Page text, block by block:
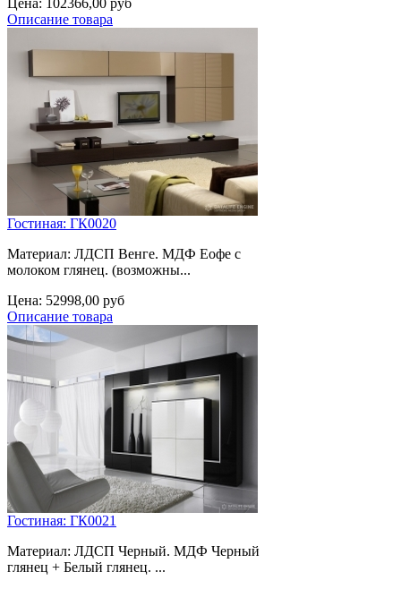
Цена: 102366,00 руб
Описание товара
Гостиная: ГК0020
Материал: ЛДСП Венге. МДФ Еофе с
молоком глянец. (возможны...
Цена: 52998,00 руб
Описание товара
Гостиная: ГК0021
Материал: ЛДСП Черный. МДФ Черный
глянец + Белый глянец. ...